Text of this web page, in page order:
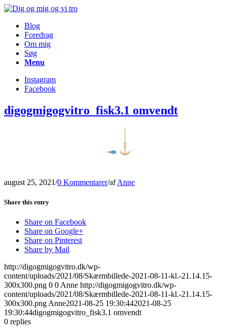
Blog
Foredrag
Om mig
Søg
Menu
Instagram
Facebook
digogmigogvitro_fisk3.1 omvendt
august 25, 2021/0 Kommentarer/afAnne
Share this entry
Share on Facebook
Share on Google+
Share on Pinterest
Share by Mail
http://digogmigogvitro.dk/wp-
content/uploads/2021/08/Skærmbillede-2021-08-11-kl.-21.14.15-
300x300.png 0 0 Anne http://digogmigogvitro.dk/wp-
content/uploads/2021/08/Skærmbillede-2021-08-11-kl.-21.14.15-
300x300.png Anne2021-08-25 19:30:442021-08-25
19:30:44digogmigogvitro_fisk3.1 omvendt
0 replies